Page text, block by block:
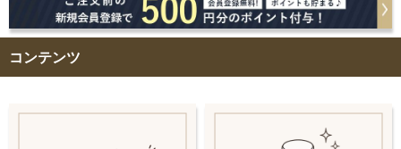
コンテンツ